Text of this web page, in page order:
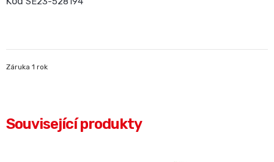
Záruka 1 rok
Související produkty